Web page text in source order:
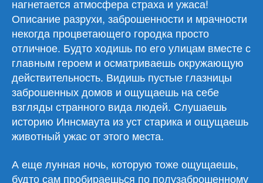
нагнетается атмосфера страха и ужаса!
Описание разрухи, заброшенности и мрачности
некогда процветающего городка просто
отличное. Будто ходишь по его улицам вместе с
главным героем и осматриваешь окружающую
действительность. Видишь пустые глазницы
заброшенных домов и ощущаешь на себе
взгляды странного вида людей. Слушаешь
историю Иннсмаута из уст старика и ощущаешь
животный ужас от этого места.
А еще лунная ночь, которую тоже ощущаешь,
будто сам пробираешься по полузаброшенному